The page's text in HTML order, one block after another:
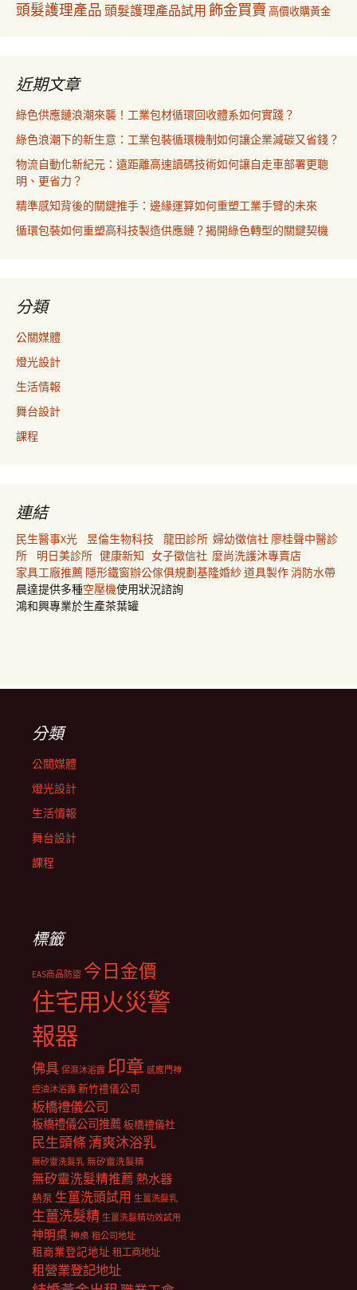
頭髮護理產品 頭髮護理產品試用 飾金買賣 高價收購黃金
近期文章
綠色供應鏈浪潮來襲！工業包材循環回收體系如何實踐？
綠色浪潮下的新生意：工業包裝循環機制如何讓企業減碳又省錢？
物流自動化新紀元：遠距離高速讀碼技術如何讓自走車部署更聰
明、更省力？
精準感知背後的關鍵推手：邊緣運算如何重塑工業手臂的未來
循環包裝如何重塑高科技製造供應鏈？揭開綠色轉型的關鍵契機
分類
公關媒體
燈光設計
生活情報
舞台設計
課程
連結
民生醫事X光 昱倫生物科技 龍田診所 婦幼徵信社 廖桂聲中醫診
所
明日美診所 健康新知 女子徵信社 麼尚洗護沐專賣店
家具工廠推薦 隱形鐵窗辦公傢俱規劃基隆婚紗道具製作消防水帶
晨達提供多種空壓機使用狀況諮詢
鴻和興專業於生產茶葉罐
分類
公關媒體
燈光設計
生活情報
舞台設計
課程
標籤
EAS商品防盜 今日金價
住宅用火災警
報器
佛具 保濕沐浴露 印章 感應門神
控油沐浴露 新竹禮儀公司
板橋禮儀公司
板橋禮儀公司推薦板橋禮儀社
民生頭條清爽沐浴乳
無矽靈洗髮乳 無矽靈洗髮精
無矽靈洗髮精推薦 熱水器
熱泵 生薑洗頭試用 生薑洗髮乳
生薑洗髮精 生薑洗髮精功效試用
神明桌 神桌 租公司地址
租商業登記地址 租工商地址
租營業登記地址